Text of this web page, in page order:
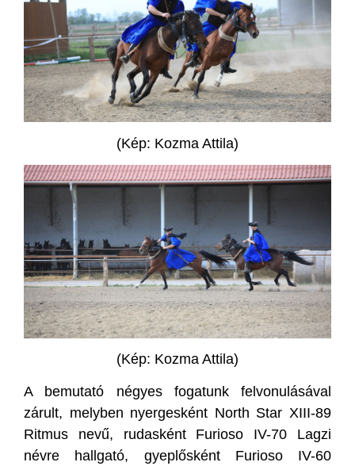
(Kép: Kozma Attila)
(Kép: Kozma Attila)
A bemutató négyes fogatunk felvonulásával
zárult, melyben nyergesként North Star XIII-89
Ritmus nevű, rudasként Furioso IV-70 Lagzi
névre hallgató, gyeplősként Furioso IV-60